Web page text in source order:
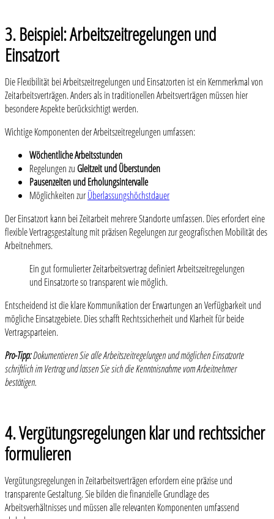
3. Beispiel: Arbeitszeitregelungen und
Einsatzort
Die Flexibilität bei Arbeitszeitregelungen und Einsatzorten ist ein Kernmerkmal von
Zeitarbeitsverträgen. Anders als in traditionellen Arbeitsverträgen müssen hier
besondere Aspekte berücksichtigt werden.
Wichtige Komponenten der Arbeitszeitregelungen umfassen:
Wöchentliche Arbeitsstunden
Regelungen zuGleitzeit und Überstunden
Pausenzeiten und Erholungsintervalle
Möglichkeiten zurÜberlassungshöchstdauer
Der Einsatzort kann bei Zeitarbeit mehrere Standorte umfassen. Dies erfordert eine
flexible Vertragsgestaltung mit präzisen Regelungen zur geografischen Mobilität des
Arbeitnehmers.
Ein gut formulierter Zeitarbeitsvertrag definiert Arbeitszeitregelungen
und Einsatzorte so transparent wie möglich.
Entscheidend ist die klare Kommunikation der Erwartungen an Verfügbarkeit und
mögliche Einsatzgebiete. Dies schafft Rechtssicherheit und Klarheit für beide
Vertragsparteien.
Pro-Tipp:Dokumentieren Sie alle Arbeitszeitregelungen und möglichen Einsatzorte
schriftlich im Vertrag und lassen Sie sich die Kenntnisnahme vom Arbeitnehmer
bestätigen.
4. Vergütungsregelungen klar und rechtssicher
formulieren
Vergütungsregelungen in Zeitarbeitsverträgen erfordern eine präzise und
transparente Gestaltung. Sie bilden die finanzielle Grundlage des
Arbeitsverhältnisses und müssen alle relevanten Komponenten umfassend